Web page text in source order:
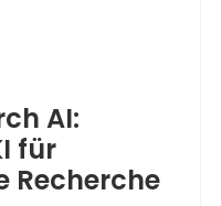
AI:
für
Recherche